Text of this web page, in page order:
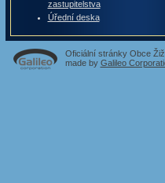
zastupitelstva
Úřední deska
Oficiální stránky Obce
made by Galileo